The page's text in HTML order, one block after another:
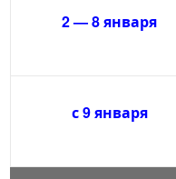
2 — 8 января
с 9 января